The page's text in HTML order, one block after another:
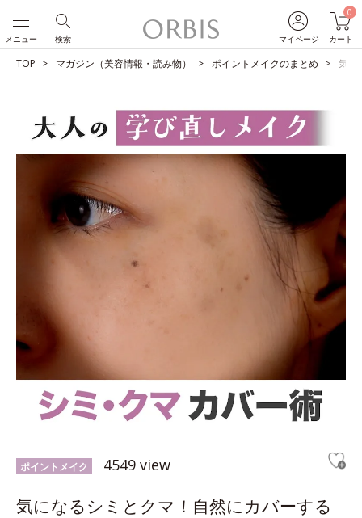
マイページ
0
カート
検索
メニュー
TOP マガジン（美容情報・読み物） ポイントメイクのまとめ 気に
ポイントメイク 4549 view
気になるシミとクマ！自然にカバーする